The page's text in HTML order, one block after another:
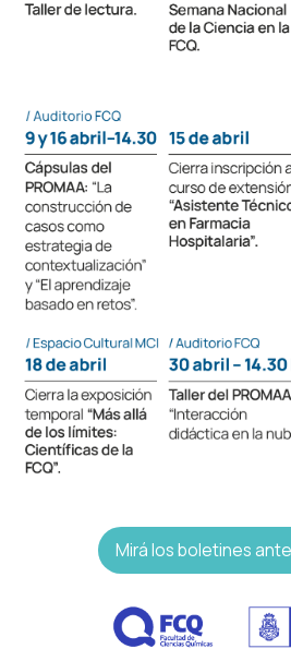
Mirá los boletines